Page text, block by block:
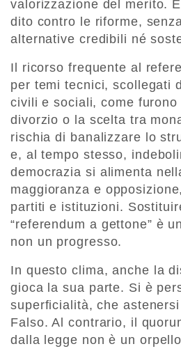
valorizzazione del merito.
dito contro le riforme,
alternative credibili né
Il ricorso frequente al
per temi tecnici, scollegati
civili e sociali, come furono
divorzio o la scelta tra
rischia di banalizzare lo
e, al tempo stesso,
democrazia si alimenta
maggioranza e
partiti e istituzioni.
“referendum a gettone” è
non un progresso.
In questo clima, anche la
gioca la sua parte. Si è
superficialità, che
Falso. Al contrario, il
dalla legge non è un